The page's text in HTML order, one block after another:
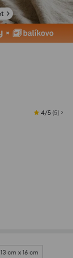
4/5 (5)
13 cm x 16 cm